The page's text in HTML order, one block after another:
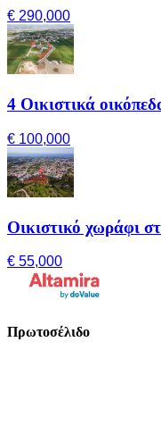
€ 290,000
4 Οικιστικά
€ 100,000
Οικιστικό χωράφι
€ 55,000
Πρωτοσέλιδο